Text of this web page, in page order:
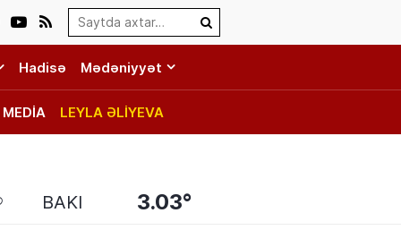
Search…
Hadisə Mədəniyyət
MEDİA LEYLA ƏLİYEVA
BAKI 3.03°